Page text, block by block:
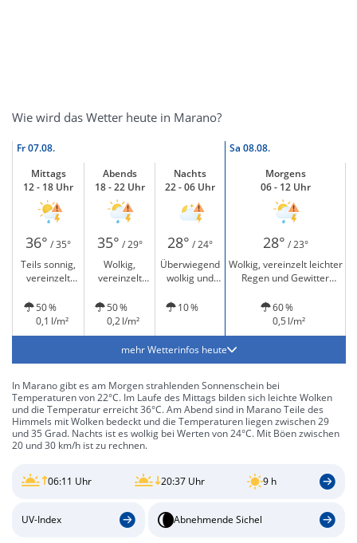
Wie wird das Wetter heute in Marano?
Fr07.08. Sa 08.08.
Mittags
12 - 18 Uhr
Abends
18 - 22 Uhr
Nachts
22 - 06 Uhr
Morgens
06 - 12 Uhr
36° / 35° 35° / 29° 28° / 24° 28° / 23°
Teils sonnig,
vereinzelt
und Gewitter
möglich
Wolkig,
vereinzelt
und Gewitter
möglich
Überwiegend
wolkig und
möglich
Wolkig, vereinzelt leichter
Regen und Gewitter
50 %
0,1 l/m²
50 %
0,2 l/m²
10 %
60 %
0,5 l/m²
mehr Wetterinfos heute
In Marano gibt es am Morgen strahlenden Sonnenschein bei
Temperaturen von 22°C. Im Laufe des Mittags bilden sich leichte Wolken
und die Temperatur erreicht 36°C. Am Abend sind in Marano Teile des
Himmels mit Wolken bedeckt und die Temperaturen liegen zwischen 29
und 35 Grad. Nachts ist es wolkig bei Werten von 24°C. Mit Böen zwischen
20 und 30 km/h ist zu rechnen.
06:11 Uhr 20:37 Uhr 9 h
UV-Index Abnehmende Sichel